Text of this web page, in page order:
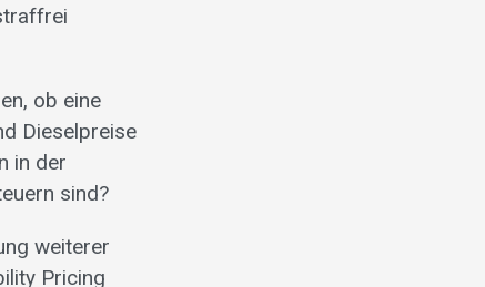
ob eine
Dieselpreise
in der
sind?
weiterer
Pricing